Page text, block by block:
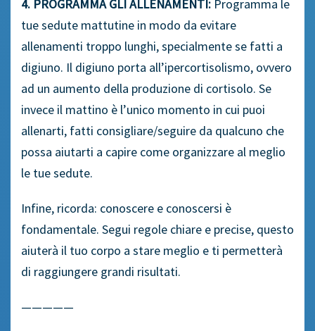
4. PROGRAMMA GLI ALLENAMENTI: Programma le
tue sedute mattutine in modo da evitare
allenamenti troppo lunghi, specialmente se fatti a
digiuno. Il digiuno porta all’ipercortisolismo, ovvero
ad un aumento della produzione di cortisolo. Se
invece il mattino è l’unico momento in cui puoi
allenarti, fatti consigliare/seguire da qualcuno che
possa aiutarti a capire come organizzare al meglio
le tue sedute.
Infine, ricorda: conoscere e conoscersi è
fondamentale. Segui regole chiare e precise, questo
aiuterà il tuo corpo a stare meglio e ti permetterà
di raggiungere grandi risultati.
—————